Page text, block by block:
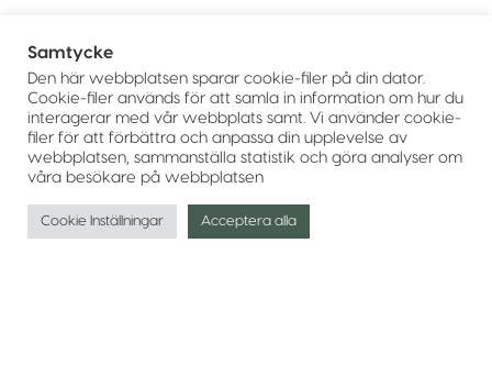
Samtycke
Den här webbplatsen sparar cookie-filer på din dator.
Cookie-filer används för att samla in information om hur du
interagerar med vår webbplats samt. Vi använder cookie-
filer för att förbättra och anpassa din upplevelse av
webbplatsen, sammanställa statistik och göra analyser om
våra besökare på webbplatsen
Cookie Inställningar Acceptera alla